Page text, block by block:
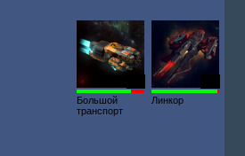
Большой
транспорт
Линкор